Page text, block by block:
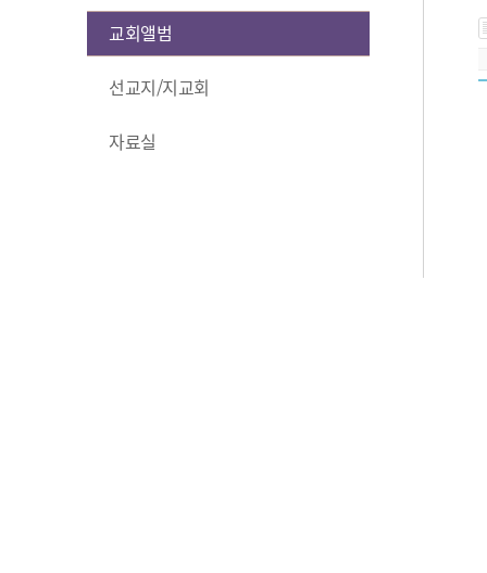
교회앨범
선교지/지교회
자료실